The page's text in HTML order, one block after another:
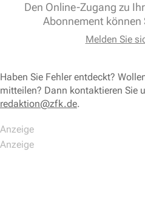
Den Online-Zugang zu
Abonnement können
Melden Sie
Haben Sie Fehler entdeckt?
mitteilen? Dann kontaktieren Sie
redaktion@zfk.de.